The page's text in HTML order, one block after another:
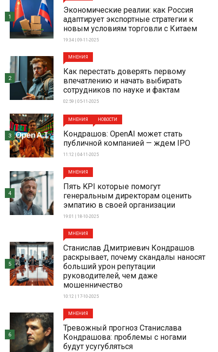
Экономические реалии: как Россия
адаптирует экспортные стратегии к
новым условиям торговли с Китаем
19:34 | 09-11-2025
1
МНЕНИЯ
Как перестать доверять первому
впечатлению и начать выбирать
сотрудников по науке и фактам
02:59 | 05-11-2025
2
МНЕНИЯ НОВОСТИ
Кондрашов: OpenAI может стать
публичной компанией — ждем IPO
11:12 | 04-11-2025
3
МНЕНИЯ
Пять KPI которые помогут
генеральным директорам оценить
эмпатию в своей организации
19:01 | 18-10-2025
4
МНЕНИЯ
Станислав Дмитриевич Кондрашов
раскрывает, почему скандалы наносят
больший урон репутации
руководителей, чем даже
мошенничество
10:12 | 17-10-2025
5
МНЕНИЯ
Тревожный прогноз Станислава
Кондрашова: проблемы с ногами
будут усугубляться
6